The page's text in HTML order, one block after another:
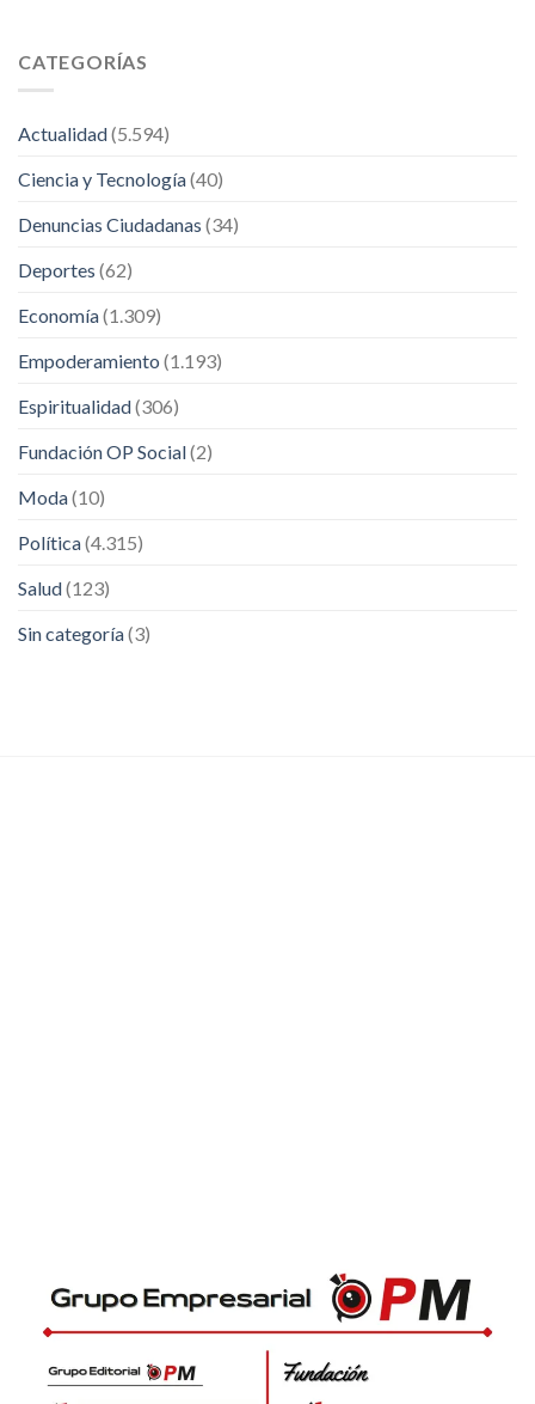
CATEGORÍAS
Actualidad(5.594)
Ciencia y Tecnología(40)
Denuncias Ciudadanas (34)
Deportes (62)
Economía(1.309)
Empoderamiento (1.193)
Espiritualidad(306)
Fundación OP Social(2)
Moda(10)
Política(4.315)
Salud(123)
Sin categoría(3)